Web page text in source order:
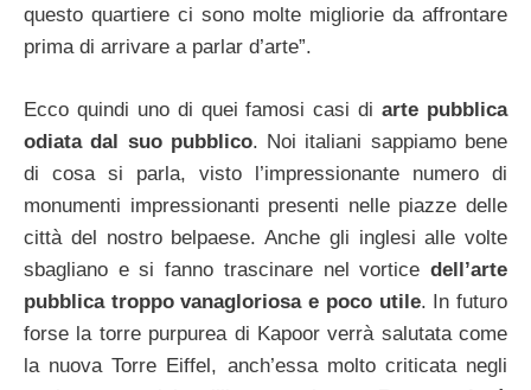
questo quartiere ci sono molte migliorie da affrontare
prima di arrivare a parlar d’arte”.
Ecco quindi uno di quei famosi casi diarte pubblica
odiata dal suo pubblico. Noi italiani sappiamo bene
di cosa si parla, visto l’impressionante numero di
monumenti impressionanti presenti nelle piazze delle
città del nostro belpaese. Anche gli inglesi alle volte
sbagliano e si fanno trascinare nel vortice dell’arte
pubblica troppo vanagloriosa e poco utile. In futuro
forse la torre purpurea di Kapoor verrà salutata come
la nuova Torre Eiffel, anch’essa molto criticata negli